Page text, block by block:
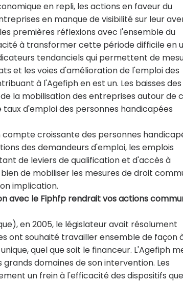
en repli, les actions en faveur du
en manque de visibilité sur leur
premières réflexions avec l'ensemble du
à transformer cette période difficile en
tendanciels qui permettent de
et les voies d'amélioration de l'emploi des
à l'Agefiph en est un. Les baisses des
la mobilisation des entreprises autour de
d'emploi des personnes handicapées
croissante des personnes
des demandeurs d'emploi, les emplois
de leviers de qualification et d'accès à
de mobiliser les mesures de droit
implication.
avec le Fiphfp rendrait vos actions
en 2005, le législateur avait résolument
ont souhaité travailler ensemble de façon
quel que soit le financeur. L'Agefiph
grands domaines de son intervention. Les
un frein à l'efficacité des dispositifs que